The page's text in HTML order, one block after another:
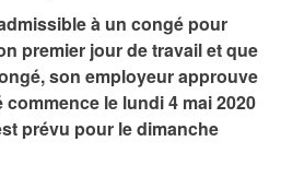
à un congé pour
premier jour de travail et que
son employeur approuve
le lundi 4 mai 2020
prévu pour le dimanche